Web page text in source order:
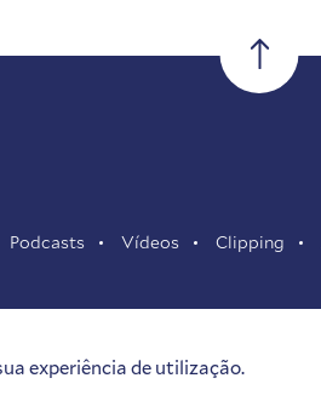
experiência de utilização.
Podcasts Vídeos Clipping